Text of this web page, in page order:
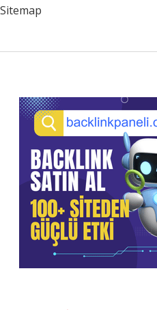
Sitemap
Sidebar